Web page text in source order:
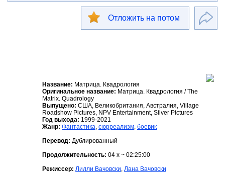
Отложить на потом
Название: Матрица. Квадрология
Оригинальное название: Матрица. Квадрология / The
Matrix. Quadrology
Выпущено: США, Великобритания, Австралия, Village
Roadshow Pictures, NPV Entertainment, Silver Pictures
Год выхода: 1999-2021
Жанр: Фантастика, сюрреализм, боевик
Перевод: Дублированный
Продолжительность: 04 x ~ 02:25:00
Режиссер: Лилли Вачовски, Лана Вачовски